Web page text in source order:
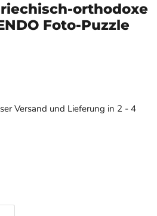
orthodoxe
Foto-Puzzle
Versand und Lieferung in 2 - 4